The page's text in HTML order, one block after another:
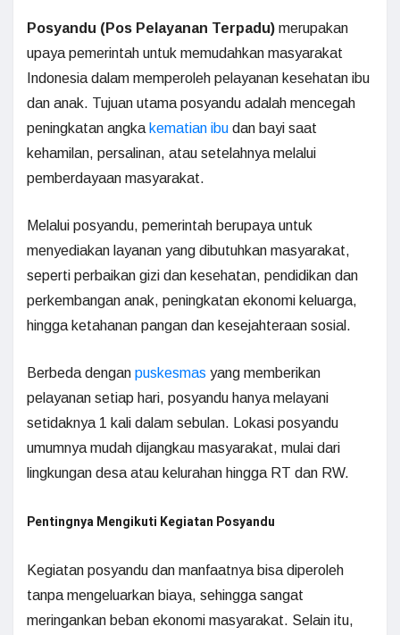
Posyandu (Pos Pelayanan Terpadu) merupakan
upaya pemerintah untuk memudahkan masyarakat
Indonesia dalam memperoleh pelayanan kesehatan ibu
dan anak. Tujuan utama posyandu adalah mencegah
peningkatan angka kematian ibu dan bayi saat
kehamilan, persalinan, atau setelahnya melalui
pemberdayaan masyarakat.
Melalui posyandu, pemerintah berupaya untuk
menyediakan layanan yang dibutuhkan masyarakat,
seperti perbaikan gizi dan kesehatan, pendidikan dan
perkembangan anak, peningkatan ekonomi keluarga,
hingga ketahanan pangan dan kesejahteraan sosial.
Berbeda dengan puskesmas yang memberikan
pelayanan setiap hari, posyandu hanya melayani
setidaknya 1 kali dalam sebulan. Lokasi posyandu
umumnya mudah dijangkau masyarakat, mulai dari
lingkungan desa atau kelurahan hingga RT dan RW.
Pentingnya Mengikuti Kegiatan Posyandu
Kegiatan posyandu dan manfaatnya bisa diperoleh
tanpa mengeluarkan biaya, sehingga sangat
meringankan beban ekonomi masyarakat. Selain itu,